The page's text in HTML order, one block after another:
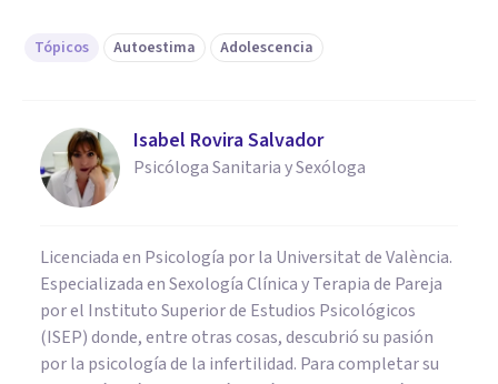
Tópicos Autoestima Adolescencia
Isabel Rovira Salvador
Psicóloga Sanitaria y Sexóloga
Licenciada en Psicología por la Universitat de València.
Especializada en Sexología Clínica y Terapia de Pareja
por el Instituto Superior de Estudios Psicológicos
(ISEP) donde, entre otras cosas, descubrió su pasión
por la psicología de la infertilidad. Para completar su